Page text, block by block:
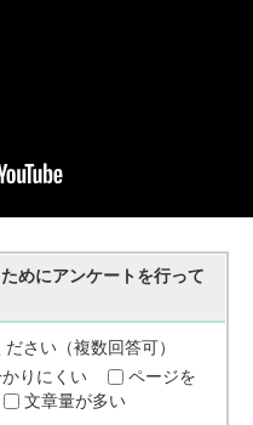
めにアンケートを行って
さい（複数回答可）
りにくい
ページを
文章量が多い